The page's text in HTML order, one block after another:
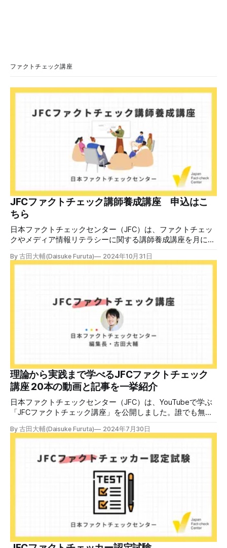
号：MN-2026-●●●」「マイナポータル関連アカウント
のうえで「2026年8月2日（日）23:59までに、ご本人操作か
いうリンクをクリックするよう誘導している。 本文には、
警視庁の住所（東京都千代田区霞が関2-1-1）も書かれてい
ファクトチェック講座
JFCファクトチェック講師養成講座 申込はこ
ちら
日本ファクトチェックセンター（JFC）は、ファクトチェッ
クやメディア情報リテラシーに関する講師養成講座を月に1
認定バッジと教室や職場などで利用可能な教材を提供しま
ファクトチェックセンター（JFC）による講師養成講座で
す。 講師養成講座（オンラインで90分）を受講いただいた
後、修了課題を提出された方には、教室や職場などで利用可
能な教材の提... powered by Peatix : More than a
す。 受講生には教材を提供 デマや不確かな情報が蔓延する
中で、自衛策が求められています。「気をつけて」というだ
けでは、対策になりません。最初から騙されたい人はいませ
ん。誰だって気をつけているのに、誤った情
By 古田大輔(Daisuke Furuta) 2024年10月31日
理論から実践まで学べるJFCファクトチェック
講座 20本の動画と記事を一挙紹介
日本ファクトチェックセンター（JFC）は、YouTubeで学ぶ
「JFCファクトチェック講座」を公開しました。誰でも無料
ファクトチェックやメディアリテラシーの知識を学ぶことが
の日本での影響を調べた2万人調査の紹介や、間違った情報
を信じてしまう背景にある人間のバイアス、大規模に拡散す
るSNSアルゴリズムなどを解説しています。 実践編では、画
像や動画や生成AIなど、偽・誤情報をどのように検証したら
良いかをJFCが検証してきた事例から具体的に学びます。
JFCファクトチェッカー認定試験を開始 2024年7月29日か
ら、これらの内容について習熟度を確認するJFCファクトチ
ェッカー認定試験を開始します。誰でもいつでも受験可能で
す（2024年度中は受験料1000円、2025年度から2000円）。
合格者には様々な技能をデジタル証明するオープンバッジ・
By 古田大輔(Daisuke Furuta) 2024年7月30日